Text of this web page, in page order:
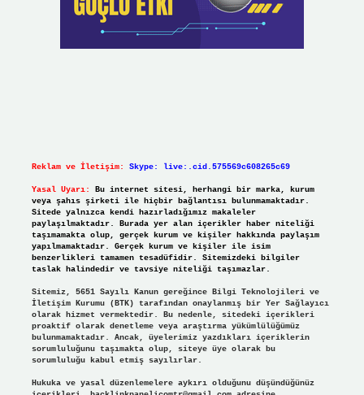
Reklam ve İletişim: Skype: live:.cid.575569c608265c69
Yasal Uyarı:
Bu internet sitesi, herhangi bir marka, kurum
veya şahıs şirketi ile hiçbir bağlantısı bulunmamaktadır.
Sitede yalnızca kendi hazırladığımız makaleler
paylaşılmaktadır. Burada yer alan içerikler haber niteliği
taşımamakta olup, gerçek kurum ve kişiler hakkında paylaşım
yapılmamaktadır. Gerçek kurum ve kişiler ile isim
benzerlikleri tamamen tesadüfidir. Sitemizdeki bilgiler
taslak halindedir ve tavsiye niteliği taşımazlar.
Sitemiz, 5651 Sayılı Kanun gereğince Bilgi Teknolojileri ve
İletişim Kurumu (BTK) tarafından onaylanmış bir Yer Sağlayıcı
olarak hizmet vermektedir. Bu nedenle, sitedeki içerikleri
proaktif olarak denetleme veya araştırma yükümlülüğümüz
bulunmamaktadır. Ancak, üyelerimiz yazdıkları içeriklerin
sorumluluğunu taşımakta olup, siteye üye olarak bu
sorumluluğu kabul etmiş sayılırlar.
Hukuka ve yasal düzenlemelere aykırı olduğunu düşündüğünüz